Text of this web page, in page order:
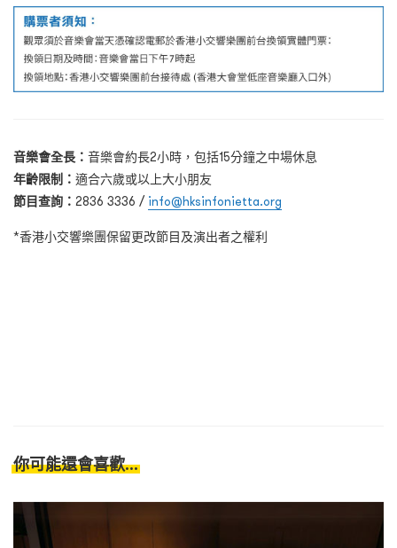
音樂會全長： 音樂會約長2小時，包括15分鐘之中場休息
年齡限制： 適合六歲或以上大小朋友
節目查詢： 2836 3336 / info@hksinfonietta.org
*香港小交響樂團保留更改節目及演出者之權利
你可能還會喜歡...